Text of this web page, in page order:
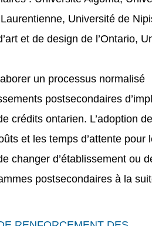
Université de
et de design de l’Ontario,
un processus normalisé
postsecondaires
crédits ontarien. L’adoption
et les temps d’attente pour
changer d’établissement ou
postsecondaires à la